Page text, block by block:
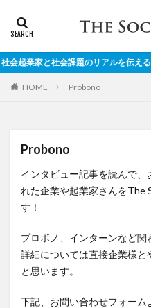
会課題のリアルを伝えるメディア
HOME Probono
Probono
インタビュー記事を読んで
れた企業や起業家さんをThe
す！
プロボノ、インターンなど関
詳細については直接企業様
と思います。
下記、お問い合わせフォーム